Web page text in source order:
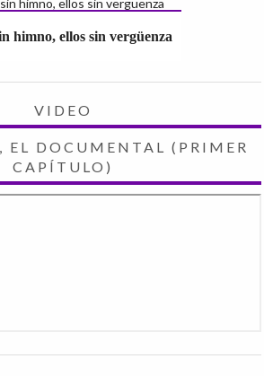
himno, ellos sin vergüenza
VIDEO
EL DOCUMENTAL (PRIMER
CAPÍTULO)